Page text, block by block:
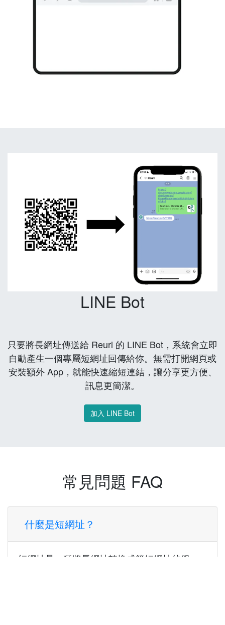
LINE Bot
只要將長網址傳送給 Reurl 的 LINE Bot，系統會立即
自動產生一個專屬短網址回傳給你。無需打開網頁或
安裝額外 App，就能快速縮短連結，讓分享更方便、
訊息更簡潔。
加入 LINE Bot
常見問題 FAQ
什麼是短網址？
短網址是一種將長網址轉換成簡短網址的服